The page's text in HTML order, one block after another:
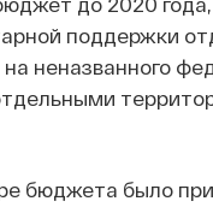
поддержки
неназванного
бюджета было